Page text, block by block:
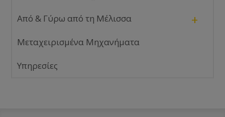
Από & Γύρω από τη Μέλισσα +
Μεταχειρισμένα Μηχανήματα
Υπηρεσίες